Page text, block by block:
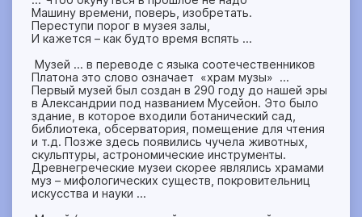
Машину времени, поверь, изобретать.
Переступи порог в музея залы,
И кажется – как будто время вспять …
Музей … в переводе с языка соотечественников
Платона это слово означает «храм музы» …
Первый музей был создан в 290 году до нашей эры
в Александрии под названием Мусейон. Это было
здание, в которое входили ботанический сад,
библиотека, обсерватория, помещение для чтения
и т.д. Позже здесь появились чучела животных,
скульптуры, астрономические инструменты.
Древнегреческие музеи скорее являлись храмами
муз – мифологических существ, покровительниц
искусства и науки …